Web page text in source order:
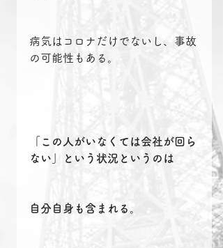
病気はコロナだけでないし、事故
の可能性もある。
「この人がいなくては会社が回ら
ない」という状況というのは
自分自身も含まれる。